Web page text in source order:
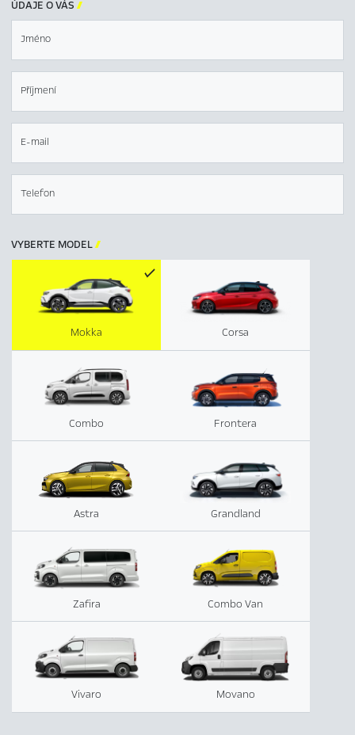
ÚDAJE O VÁS 
Jméno
Příjmení
E-mail
Telefon
VYBERTE MODEL
Corsa
Combo Frontera
Astra
Mokka
Grandland
Zafira Combo Van
Vivaro Movano